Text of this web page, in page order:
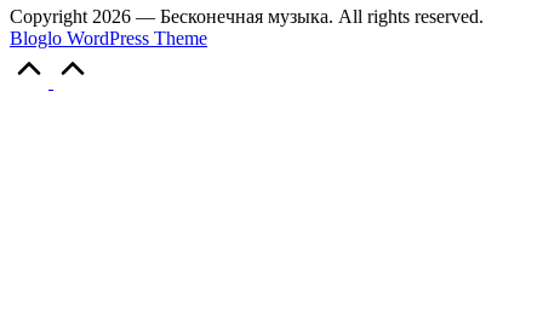
Copyright 2026 — Бесконечная музыка. All rights reserved.
Bloglo WordPress Theme